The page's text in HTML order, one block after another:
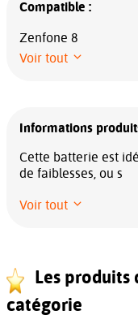
Compatible :
Zenfone 8
Voir tout
Informations
Cette batterie est
de faiblesses, ou s
Voir tout
Les produits
catégorie